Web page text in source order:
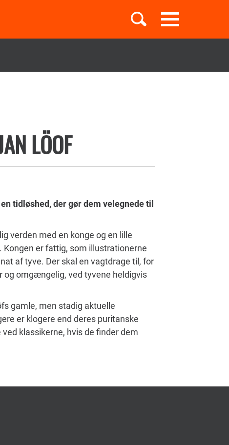
Toggle
navigation
Børnebøger
LÖOF
tidløshed, der gør dem velegnede til
verden med en konge og en lille
er fattig, som illustrationerne
af tyve. Der skal en vagtdrage til, for
og omgængelig, ved tyvene heldigvis
gamle, men stadig aktuelle
er klogere end deres puritanske
klassikerne, hvis de finder dem